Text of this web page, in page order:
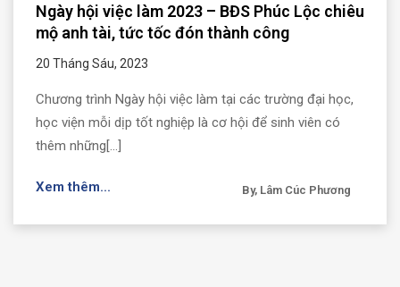
Ngày hội việc làm 2023 – BĐS Phúc Lộc chiêu
mộ anh tài, tức tốc đón thành công
20 Tháng Sáu, 2023
Chương trình Ngày hội việc làm tại các trường đại học,
học viện mỗi dịp tốt nghiệp là cơ hội để sinh viên có
thêm những[...]
Xem thêm... By, Lâm Cúc Phương